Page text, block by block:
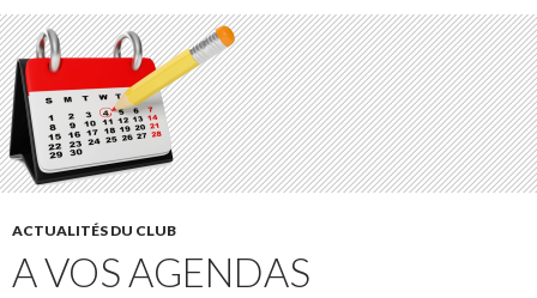
ACTUALITÉS DU CLUB
A VOS AGENDAS